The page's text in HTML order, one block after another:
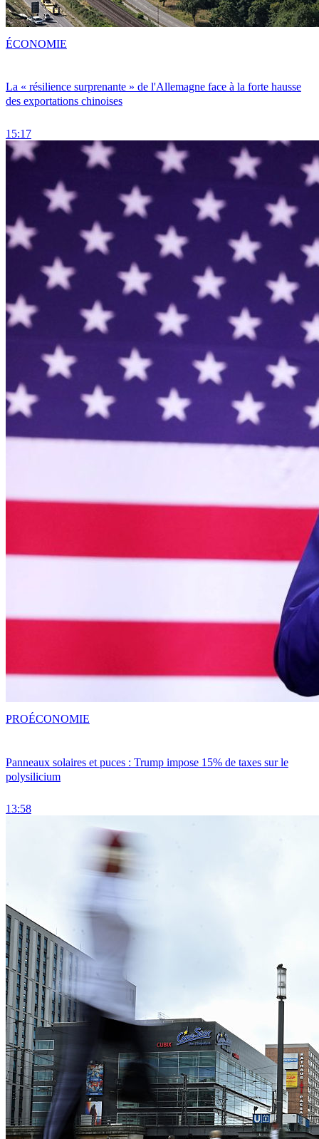
La « résilience surprenante » de l'Allemagne face à la forte hausse
des exportations chinoises
15:17
ÉCONOMIE
Panneaux solaires et puces : Trump impose 15% de taxes sur le
polysilicium
13:58
PROÉCONOMIE